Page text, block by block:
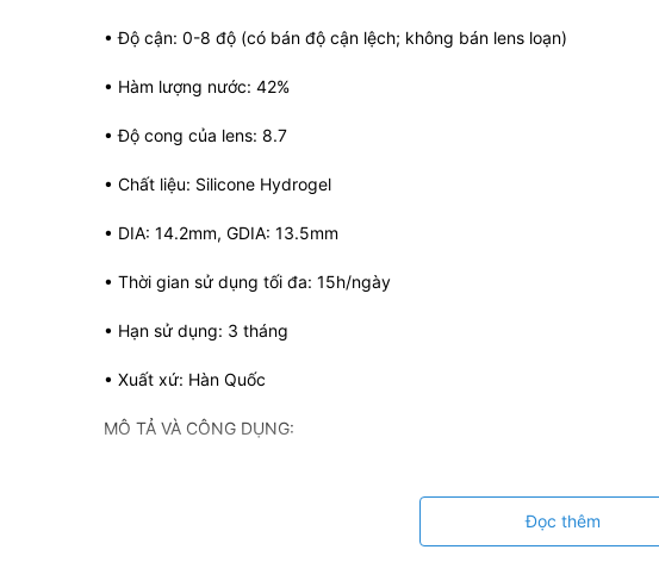
• Độ cận: 0-8 độ (có bán độ cận lệch; không bán lens loạn)
• Hàm lượng nước: 42%
• Độ cong của lens: 8.7
• Chất liệu: Silicone Hydrogel
• DIA: 14.2mm, GDIA: 13.5mm
• Thời gian sử dụng tối đa: 15h/ngày
• Hạn sử dụng: 3 tháng
• Xuất xứ: Hàn Quốc
MÔ TẢ VÀ CÔNG DỤNG:
lens từ 30 phút – 1 tiếng rồi mới sử dụng)
Đọc thêm